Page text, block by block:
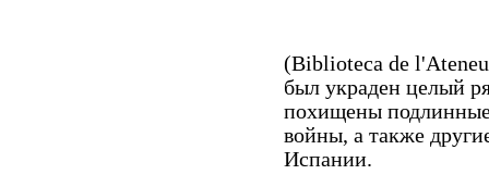
(Biblioteca de
был украден целый
похищены
войны, а также
Испании.